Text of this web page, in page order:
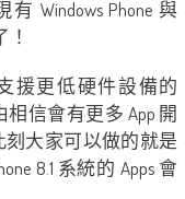
Windows Phone 與
援更低硬件設備的
相信會有更多 App 開
大家可以做的就是
8.1 系統的 Apps 會